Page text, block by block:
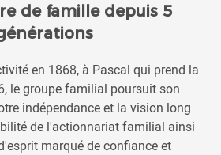
de famille depuis 5
en 1868, à Pascal qui prend la
le groupe familial poursuit son
indépendance et la vision long
de l'actionnariat familial ainsi
marqué de confiance et